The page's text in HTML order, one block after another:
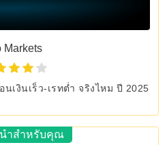
Markets
เงินเร็ว-เรทต่ำ จริงไหม ปี 2025
ำสำหรับคุณ